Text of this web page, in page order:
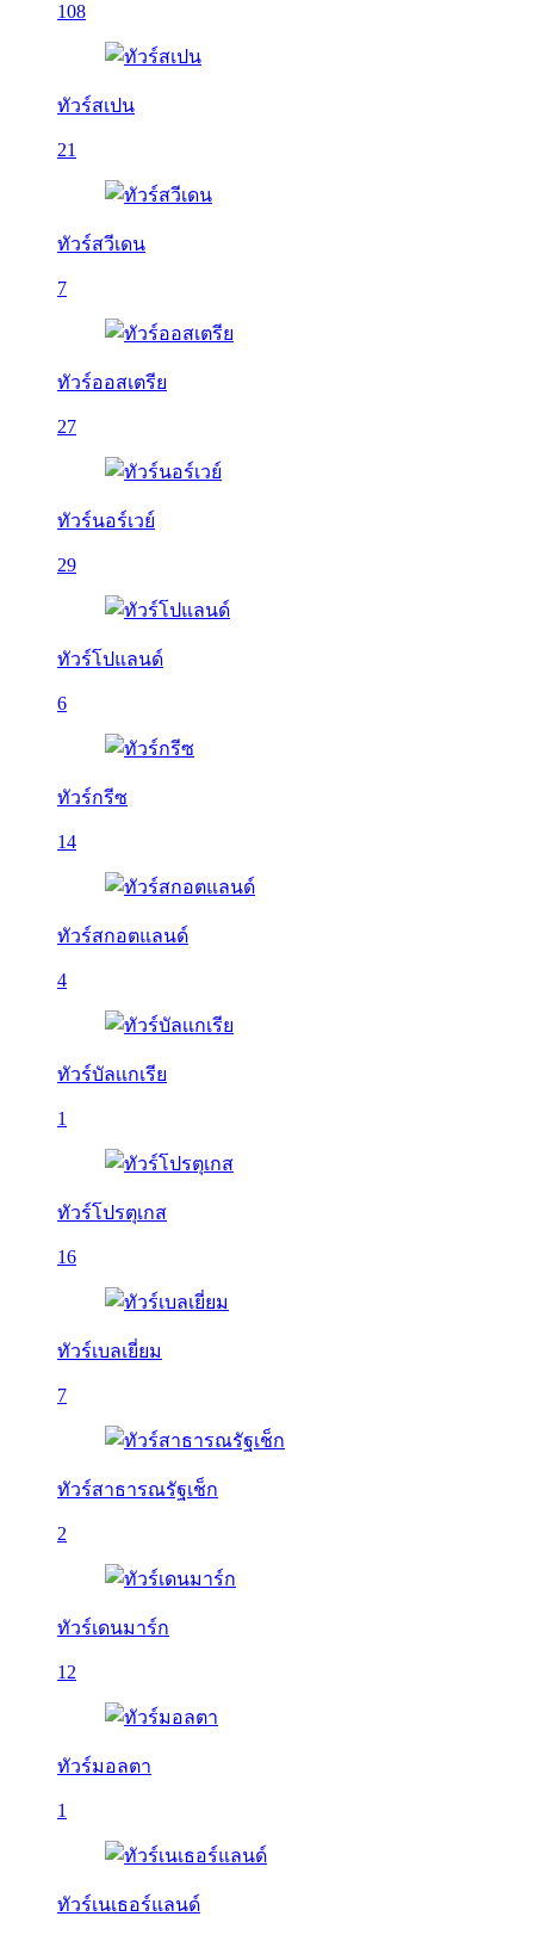
108
ทัวร์สเปน
21
ทัวร์สวีเดน
7
ทัวร์ออสเตรีย
27
ทัวร์นอร์เวย์
29
ทัวร์โปแลนด์
6
ทัวร์กรีซ
14
ทัวร์สกอตแลนด์
4
ทัวร์บัลเเกเรีย
1
ทัวร์โปรตุเกส
16
ทัวร์เบลเยี่ยม
7
ทัวร์สาธารณรัฐเช็ก
2
ทัวร์เดนมาร์ก
12
ทัวร์มอลตา
1
ทัวร์เนเธอร์แลนด์